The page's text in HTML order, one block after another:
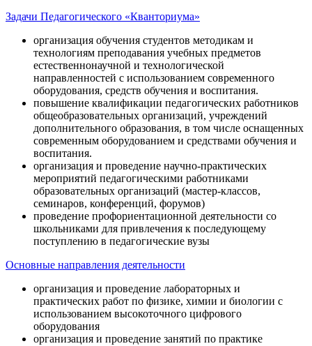
Задачи Педагогического «Кванториума»
организация обучения студентов методикам и
технологиям преподавания учебных предметов
естественнонаучной и технологической
направленностей с использованием современного
оборудования, средств обучения и воспитания.
повышение квалификации педагогических работников
общеобразовательных организаций, учреждений
дополнительного образования, в том числе оснащенных
современным оборудованием и средствами обучения и
воспитания.
организация и проведение научно-практических
мероприятий педагогическими работниками
образовательных организаций (мастер-классов,
семинаров, конференций, форумов)
проведение профориентационной деятельности со
школьниками для привлечения к последующему
поступлению в педагогические вузы
Основные направления деятельности
организация и проведение лабораторных и
практических работ по физике, химии и биологии с
использованием высокоточного цифрового
оборудования
организация и проведение занятий по практике